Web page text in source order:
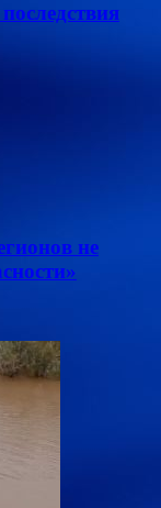
не